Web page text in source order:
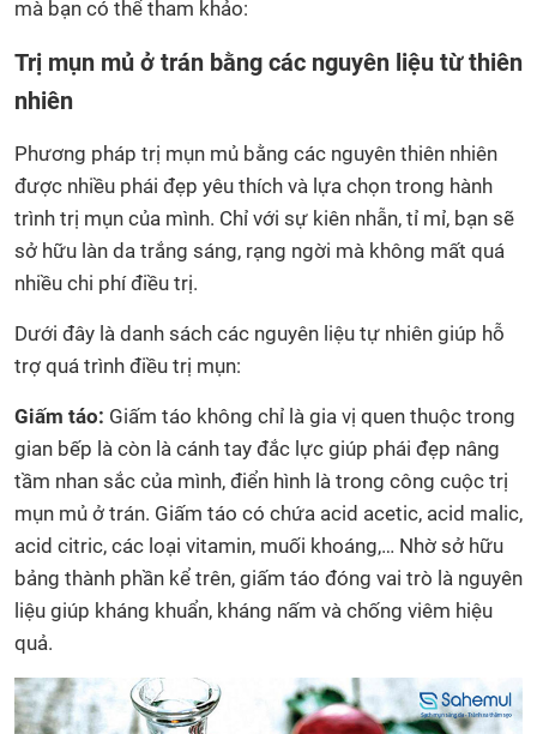
mà bạn có thể tham khảo:
Trị mụn mủ ở trán bằng các nguyên liệu từ thiên
nhiên
Phương pháp trị mụn mủ bằng các nguyên thiên nhiên
được nhiều phái đẹp yêu thích và lựa chọn trong hành
trình trị mụn của mình. Chỉ với sự kiên nhẫn, tỉ mỉ, bạn sẽ
sở hữu làn da trắng sáng, rạng ngời mà không mất quá
nhiều chi phí điều trị.
Dưới đây là danh sách các nguyên liệu tự nhiên giúp hỗ
trợ quá trình điều trị mụn:
Giấm táo: Giấm táo không chỉ là gia vị quen thuộc trong
gian bếp là còn là cánh tay đắc lực giúp phái đẹp nâng
tầm nhan sắc của mình, điển hình là trong công cuộc trị
mụn mủ ở trán. Giấm táo có chứa acid acetic, acid malic,
acid citric, các loại vitamin, muối khoáng,… Nhờ sở hữu
bảng thành phần kể trên, giấm táo đóng vai trò là nguyên
liệu giúp kháng khuẩn, kháng nấm và chống viêm hiệu
quả.